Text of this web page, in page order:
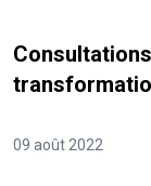
09 août 2022